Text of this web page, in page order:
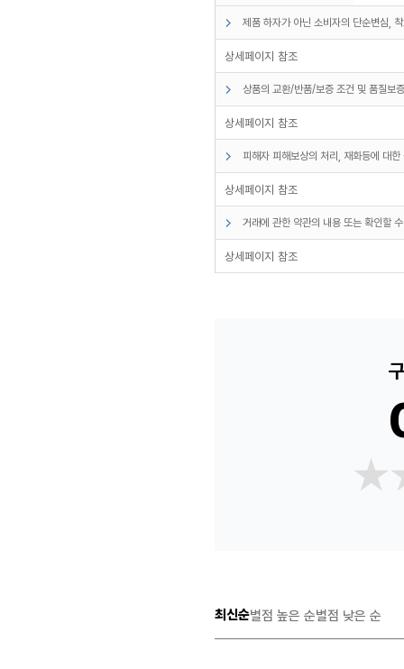
제품 하자가 아닌 소비자의 단순변심,
상세페이지 참조
상품의 교환/반품/보증 조건 및 품질보
상세페이지 참조
피해자 피해보상의 처리, 재화등에 대
상세페이지 참조
거래에 관한 약관의 내용 또는 확인할
상세페이지 참조
최신순별점 높은 순별점 낮은 순